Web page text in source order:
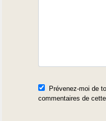
Prévenez-moi de
commentaires de